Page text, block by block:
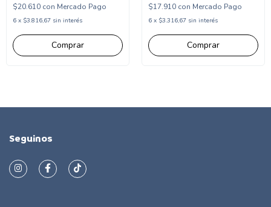
$20.610 con Mercado Pago
6 x $3.816,67 sin interés
Comprar
$17.910 con Mercado Pago
6 x $3.316,67 sin interés
Comprar
Seguinos